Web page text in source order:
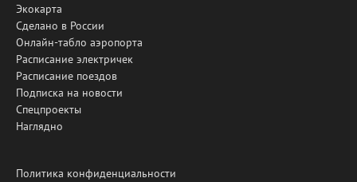
Экокарта
Сделано в России
Онлайн-табло аэропорта
Расписание электричек
Расписание поездов
Подписка на новости
Спецпроекты
Наглядно
Политика конфиденциальности